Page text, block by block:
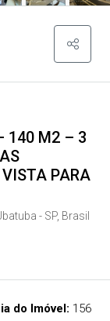
140 M2 – 3
PARA
- SP, Brasil
do Imóvel: 156